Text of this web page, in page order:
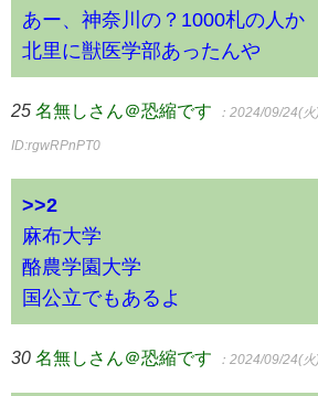
あー、神奈川の？1000札の人か
北里に獣医学部あったんや
25 名無しさん＠恐縮です ：2024/09/24(
ID:rgwRPnPT0
>>2
麻布大学
酪農学園大学
国公立でもあるよ
30 名無しさん＠恐縮です ：2024/09/24(